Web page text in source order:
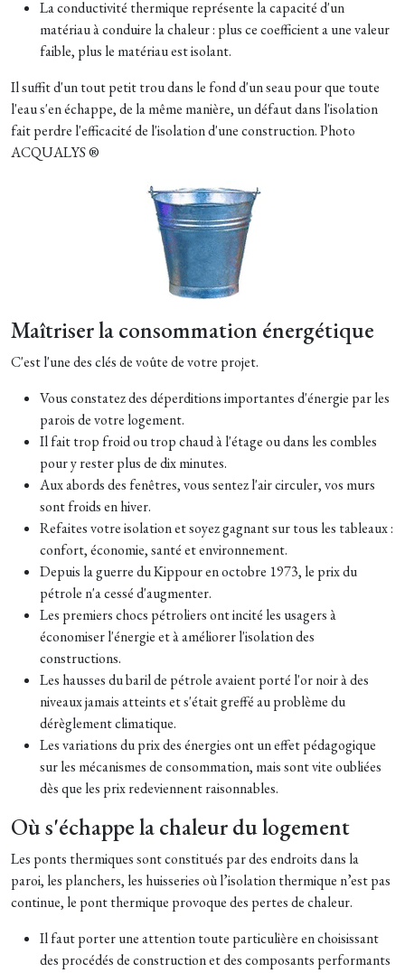
La conductivité thermique représente la capacité d'un
matériau à conduire la chaleur : plus ce coefficient a une valeur
faible, plus le matériau est isolant.
Il suffit d'un tout petit trou dans le fond d'un seau pour que toute
l'eau s'en échappe, de la même manière, un défaut dans l'isolation
fait perdre l'efficacité de l'isolation d'une construction. Photo
ACQUALYS ®
Maîtriser la consommation énergétique
C'est l'une des clés de voûte de votre projet.
Vous constatez des déperditions importantes d'énergie par les
parois de votre logement.
Il fait trop froid ou trop chaud à l'étage ou dans les combles
pour y rester plus de dix minutes.
Aux abords des fenêtres, vous sentez l'air circuler, vos murs
sont froids en hiver.
Refaites votre isolation et soyez gagnant sur tous les tableaux :
confort, économie, santé et environnement.
Depuis la guerre du Kippour en octobre 1973, le prix du
pétrole n'a cessé d'augmenter.
Les premiers chocs pétroliers ont incité les usagers à
économiser l'énergie et à améliorer l'isolation des
constructions.
Les hausses du baril de pétrole avaient porté l'or noir à des
niveaux jamais atteints et s'était greffé au problème du
dérèglement climatique.
Les variations du prix des énergies ont un effet pédagogique
sur les mécanismes de consommation, mais sont vite oubliées
dès que les prix redeviennent raisonnables.
Où s'échappe la chaleur du logement
Les ponts thermiques sont constitués par des endroits dans la
paroi, les planchers, les huisseries où l’isolation thermique n’est pas
continue, le pont thermique provoque des pertes de chaleur.
Il faut porter une attention toute particulière en choisissant
des procédés de construction et des composants performants